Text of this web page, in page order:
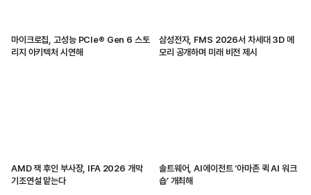
마이크로칩, 고성능 PCIe® Gen 6 스토
리지 아키텍처 시연해
삼성전자, FMS 2026서 차세대 3D 메
모리 공개하며 미래 비전 제시
AMD 잭 후인 부사장, IFA 2026 개막
기조연설 맡는다
솔트웨어, AI에이전트 ‘아마존 퀵 AI 워크
숍’ 개최해